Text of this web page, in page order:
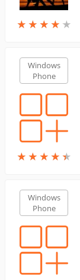
★ ★ ★ ★ ★
★ ★ ★ ★ ★
Windows
Phone
★ ★ ★ ★ ★
★ ★ ★ ★ ★
Windows
Phone